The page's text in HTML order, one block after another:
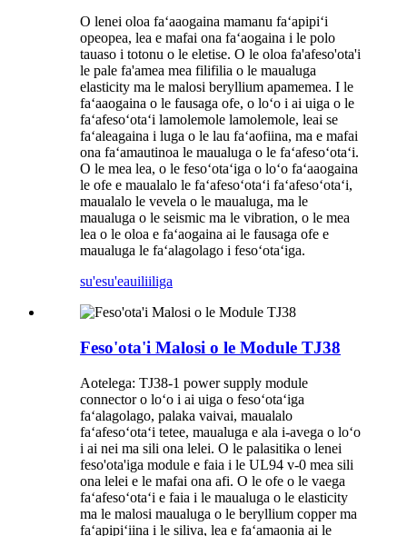
O lenei oloa faʻaaogaina mamanu faʻapipiʻi
opeopea, lea e mafai ona faʻaogaina i le polo
tauaso i totonu o le eletise. O le oloa fa'afeso'ota'i
le pale fa'amea mea filifilia o le maualuga
elasticity ma le malosi beryllium apamemea. I le
faʻaaogaina o le fausaga ofe, o loʻo i ai uiga o le
faʻafesoʻotaʻi lamolemole lamolemole, leai se
faʻaleagaina i luga o le lau faʻaofiina, ma e mafai
ona faʻamautinoa le maualuga o le faʻafesoʻotaʻi.
O le mea lea, o le fesoʻotaʻiga o loʻo faʻaaogaina
le ofe e maualalo le faʻafesoʻotaʻi faʻafesoʻotaʻi,
maualalo le vevela o le maualuga, ma le
maualuga o le seismic ma le vibration, o le mea
lea o le oloa e faʻaogaina ai le fausaga ofe e
maualuga le faʻalagolago i fesoʻotaʻiga.
su'esu'eauiliiliga
Feso'ota'i Malosi o le Module TJ38
Aotelega: TJ38-1 power supply module
connector o loʻo i ai uiga o fesoʻotaʻiga
faʻalagolago, palaka vaivai, maualalo
faʻafesoʻotaʻi tetee, maualuga e ala i-avega o loʻo
i ai nei ma sili ona lelei. O le palasitika o lenei
feso'ota'iga module e faia i le UL94 v-0 mea sili
ona lelei e le mafai ona afi. O le ofe o le vaega
faʻafesoʻotaʻi e faia i le maualuga o le elasticity
ma le malosi maualuga o le beryllium copper ma
faʻapipiʻiina i le siliva, lea e faʻamaonia ai le